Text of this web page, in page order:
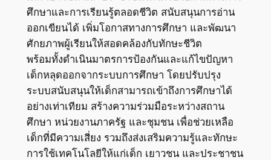
ศึกษาและการเรียนรู้ตลอดชีวิต สนับสนุนการอ่าน
ออกเขียนได้ เพิ่มโอกาสทางการศึกษา และพัฒนา
ศักยภาพผู้เรียนให้สอดคล้องกับทักษะชีวิต
พร้อมทั้งดำเนินมาตรการป้องกันและแก้ไขปัญหา
เด็กหลุดออกจากระบบการศึกษา โดยปรับปรุง
ระบบสนับสนุนให้เด็กสามารถเข้าถึงการศึกษาได้
อย่างเท่าเทียม สร้างความร่วมมือระหว่างสถาน
ศึกษา หน่วยงานภาครัฐ และชุมชน เพื่อช่วยเหลือ
เด็กที่มีความเสี่ยง รวมถึงส่งเสริมความรู้และทักษะ
การใช้เทคโนโลยีให้แก่เด็ก เยาวชน และประชาชน